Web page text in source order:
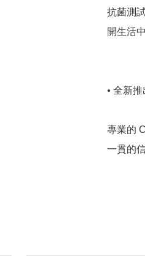
抗菌測
開生活
• 全新
專業的